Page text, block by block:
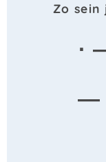
Zo sein
·
—